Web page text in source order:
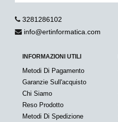
3281286102
info@ertinformatica.com
INFORMAZIONI UTILI
Metodi Di Pagamento
Garanzie Sull'acquisto
Chi Siamo
Reso Prodotto
Metodi Di Spedizione